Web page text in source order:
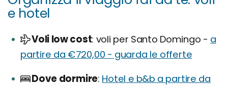
e hotel
Voli low cost voli per Santo Domingo - a
partire da €720,00 - guarda le offerte
Dove dormire Hotel e b&b a partire da